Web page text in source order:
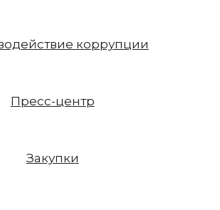
коррупции
Пресс-центр
Закупки